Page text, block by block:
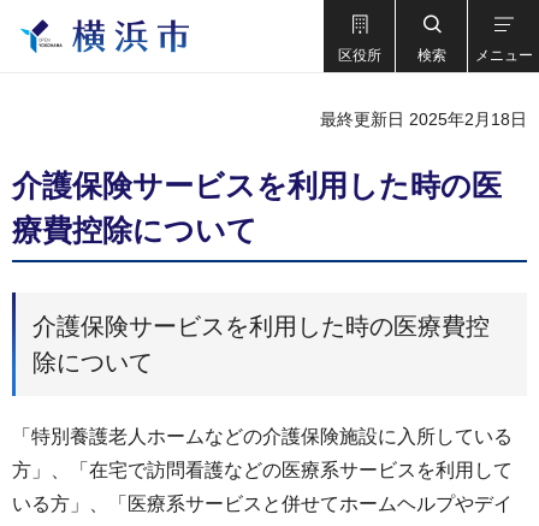
区役所 検索 メニュー
最終更新日 2025年2月18日
介護保険サービスを利用した時の医
療費控除について
介護保険サービスを利用した時の医療費控
除について
「特別養護老人ホームなどの介護保険施設に入所している
方」、「在宅で訪問看護などの医療系サービスを利用して
いる方」、「医療系サービスと併せてホームヘルプやデイ